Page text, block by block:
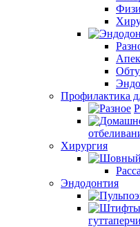
Профилактика
Хирургия
Эндодонтия